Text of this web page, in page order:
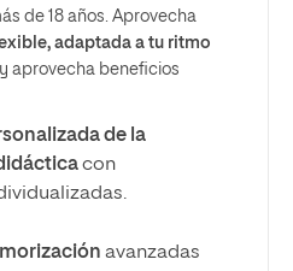
de 18 años. Aprovecha
adaptada a tu ritmo
aprovecha beneficios
de la
con
avanzadas